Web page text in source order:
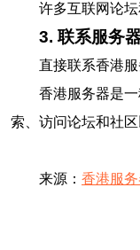
许多互联网论
3. 联系服务
直接联系香港
香港服务器是
索、访问论坛和社
来源： 香港服